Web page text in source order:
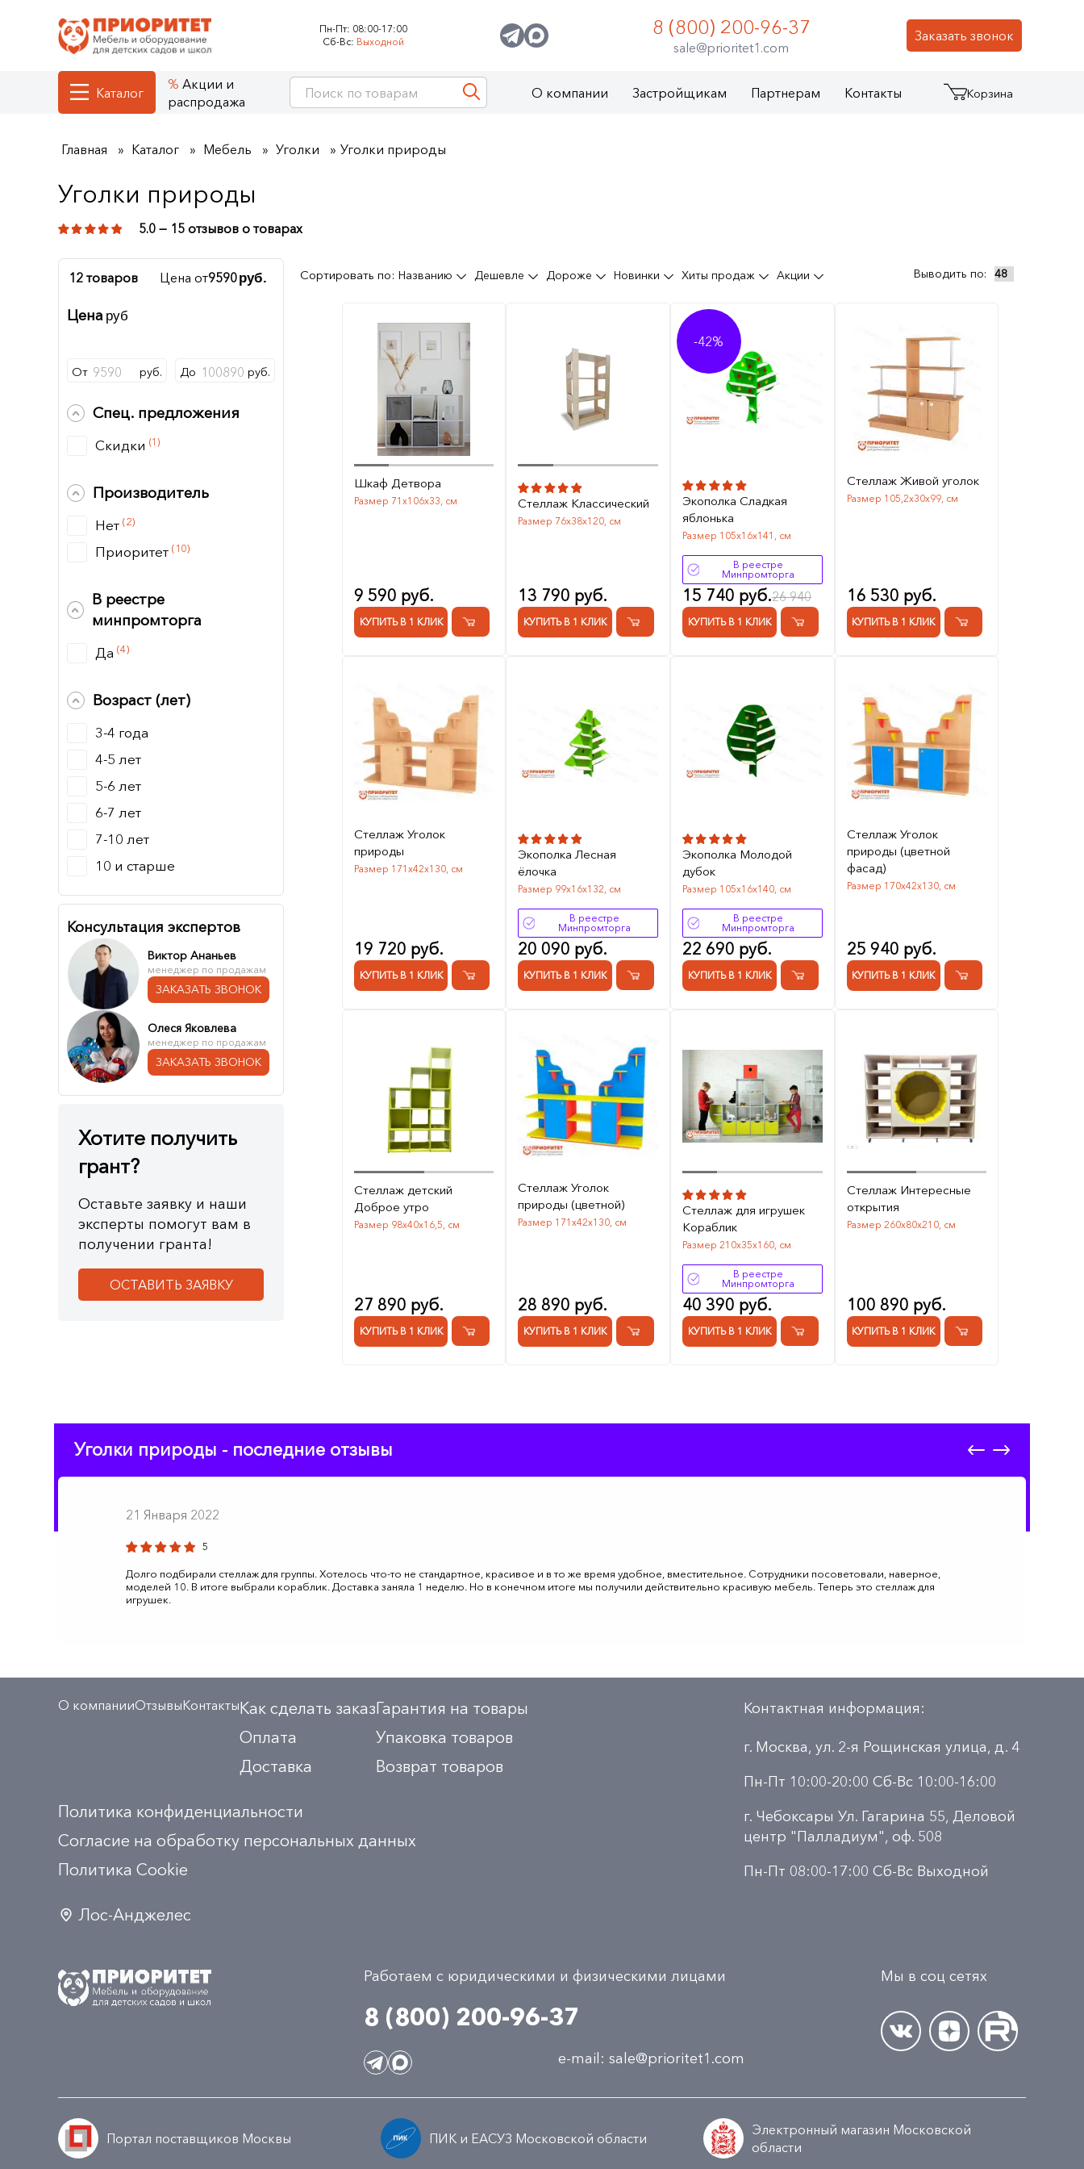
Пн-Пт: 08:00-17:00
Сб-Вс: Выходной Заказать звонок
8 (800) 200-96-37
sale@prioritet1.com
Каталог
Акции и
распродажа
О компании Застройщикам Партнерам Контакты Корзина
Главная Каталог Мебель Уголки Уголки природы
Уголки природы
5.0 — 15 отзывов о товарах
12 товаров Цена от9590руб.
Цена руб
От руб. До руб.
Спец. предложения
Скидки (1)
Производитель
Нет (2)
Приоритет (10)
В реестре
минпромторга
Да (4)
Возраст (лет)
3-4 года
4-5 лет
5-6 лет
6-7 лет
7-10 лет
10 и старше
Консультация экспертов
Виктор Ананьев
менеджер по продажам
ЗАКАЗАТЬ ЗВОНОК
Олеся Яковлева
менеджер по продажам
ЗАКАЗАТЬ ЗВОНОК
Хотите получить
грант?
Оставьте заявку и наши
эксперты помогут вам в
получении гранта!
ОСТАВИТЬ ЗАЯВКУ
Сортировать по: Названию Дешевле Дороже Новинки Хиты продаж Акции Выводить по:
Шкаф Детвора
Размер 71х106х33, см
9 590 руб.
КУПИТЬ В 1 КЛИК
Стеллаж Классический
Размер 76х38х120, см
13 790 руб.
КУПИТЬ В 1 КЛИК
-42%
Экополка Сладкая
яблонька
Размер 105х16х141, см
В реестре
Минпромторга
15 740 руб.26 940
КУПИТЬ В 1 КЛИК
Стеллаж Живой уголок
Размер 105,2х30х99, см
16 530 руб.
КУПИТЬ В 1 КЛИК
Стеллаж Уголок
природы
Размер 171х42х130, см
19 720 руб.
КУПИТЬ В 1 КЛИК
Экополка Лесная
ёлочка
Размер 99х16х132, см
В реестре
Минпромторга
20 090 руб.
КУПИТЬ В 1 КЛИК
Экополка Молодой
дубок
Размер 105х16х140, см
В реестре
Минпромторга
22 690 руб.
КУПИТЬ В 1 КЛИК
Стеллаж Уголок
природы (цветной
фасад)
Размер 170х42х130, см
25 940 руб.
КУПИТЬ В 1 КЛИК
Стеллаж детский
Доброе утро
Размер 98х40х16,5, см
27 890 руб.
КУПИТЬ В 1 КЛИК
Стеллаж Уголок
природы (цветной)
Размер 171х42х130, см
28 890 руб.
КУПИТЬ В 1 КЛИК
Стеллаж для игрушек
Кораблик
Размер 210х35х160, см
В реестре
Минпромторга
40 390 руб.
КУПИТЬ В 1 КЛИК
Стеллаж Интересные
открытия
Размер 260х80х210, см
100 890 руб.
КУПИТЬ В 1 КЛИК
Уголки природы - последние отзывы
21 Января 2022
5
Долго подбирали стеллаж для группы. Хотелось что-то не стандартное, красивое и в то же время удобное, вместительное. Сотрудники посоветовали, наверное,
моделей 10. В итоге выбрали кораблик. Доставка заняла 1 неделю. Но в конечном итоге мы получили действительно красивую мебель. Теперь это стеллаж для
игрушек.
О компанииОтзывыКонтактыКак сделать заказ
Оплата
Доставка
Гарантия на товары
Упаковка товаров
Возврат товаров
Политика конфиденциальности
Согласие на обработку персональных данных
Политика Сookie
Лос-Анджелес
Контактная информация:
г. Москва, ул. 2-я Рощинская улица, д. 4
Пн-Пт 10:00-20:00 Сб-Вс 10:00-16:00
г. Чебоксары Ул. Гагарина 55, Деловой
центр "Палладиум", оф. 508
Пн-Пт 08:00-17:00 Сб-Вс Выходной
Работаем с юридическими и физическими лицами
8 (800) 200-96-37
e-mail: sale@prioritet1.com
Мы в соц сетях
Портал поставщиков Москвы ПИК и ЕАСУЗ Московской области
Электронный магазин Московской
области